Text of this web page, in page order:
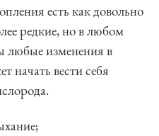
есть как довольно
редкие, но в любом
любые изменения в
начать вести себя